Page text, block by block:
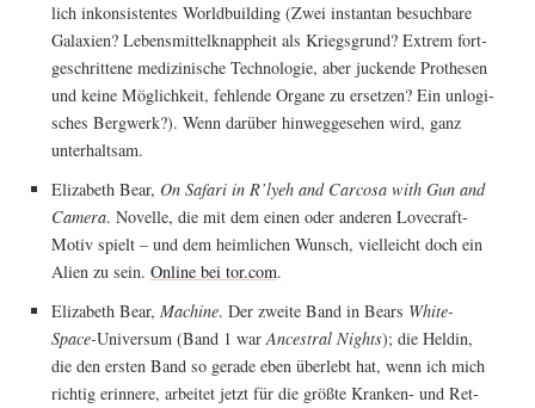
lich inkon­sis­ten­tes World­buil­ding (Zwei instantan besuch­ba­re
Gala­xien? Lebens­mit­tel­knapp­heit als Kriegs­grund? Extrem fort­
ge­schrit­te­ne medi­zi­ni­sche Tech­no­lo­gie, aber jucken­de Pro­the­sen
und kei­ne Mög­lich­keit, feh­len­de Orga­ne zu erset­zen? Ein unlo­gi­
sches Berg­werk?). Wenn dar­über hin­weg­ge­se­hen wird, ganz
unterhaltsam.
Eliza­beth Bear, On Safa­ri in R’lyeh and Car­co­sa with Gun and
Came­ra. Novel­le, die mit dem einen oder ande­ren Love­craft-
Motiv spielt – und dem heim­li­chen Wunsch, viel­leicht doch ein
Ali­en zu sein. Online bei tor.com.
Eliza­beth Bear, Machi­ne. Der zwei­te Band in Bears White-
Space-Uni­ver­sum (Band 1 warAnces­tral Nights); die Hel­din,
die den ers­ten Band so gera­de eben über­lebt hat, wenn ich mich
rich­tig erin­ne­re, arbei­tet jetzt für die größ­te Kran­ken- und Ret­